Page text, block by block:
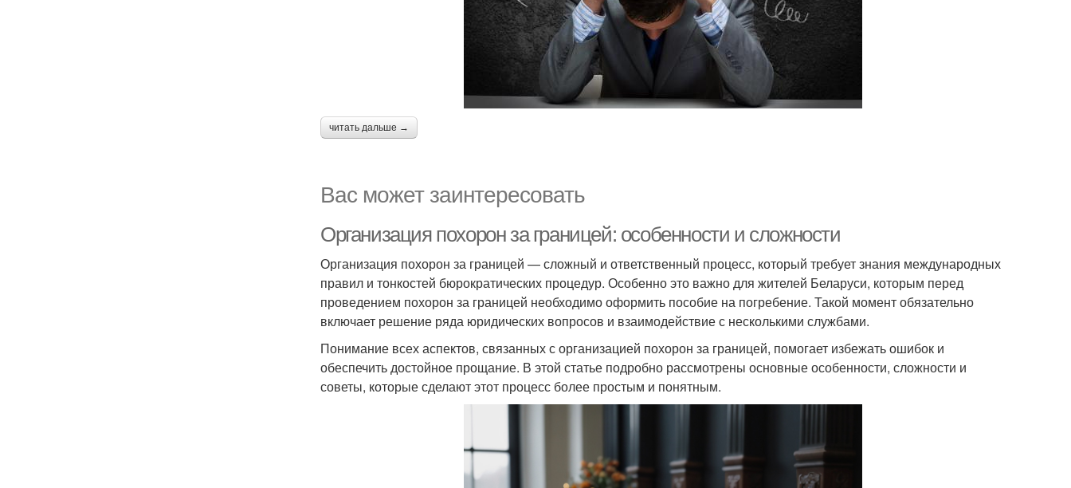
читать дальше →
Вас может заинтересовать
Организация похорон за границей: особенности и сложности
Организация похорон за границей — сложный и ответственный процесс, который требует знания международных
правил и тонкостей бюрократических процедур. Особенно это важно для жителей Беларуси, которым перед
проведением похорон за границей необходимо оформить пособие на погребение. Такой момент обязательно
включает решение ряда юридических вопросов и взаимодействие с несколькими службами.
Понимание всех аспектов, связанных с организацией похорон за границей, помогает избежать ошибок и
обеспечить достойное прощание. В этой статье подробно рассмотрены основные особенности, сложности и
советы, которые сделают этот процесс более простым и понятным.